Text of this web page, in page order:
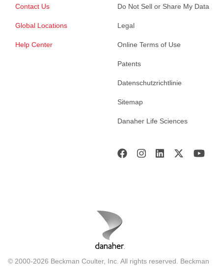
Contact Us
Global Locations
Help Center
Do Not Sell or Share My Data
Legal
Online Terms of Use
Patents
Datenschutzrichtlinie
Sitemap
Danaher Life Sciences
© 2000-2026 Beckman Coulter, Inc. All rights reserved. Beckman